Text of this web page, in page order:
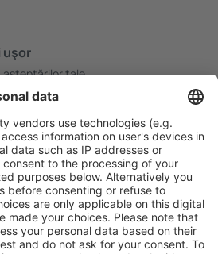
uşor
tale.
cu opțiune gratuită de anulare.
mai mult
oferte speciale pentru utilizatorii